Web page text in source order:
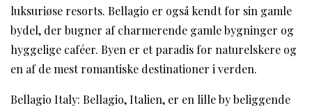
luksuriøse resorts. Bellagio er også kendt for sin gamle
bydel, der bugner af charmerende gamle bygninger og
hyggelige caféer. Byen er et paradis for naturelskere og
en af ​​de mest romantiske destinationer i verden.
Bellagio Italy: Bellagio, Italien, er en lille by beliggende